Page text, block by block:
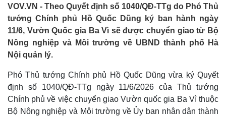
Việc làm
Biển đảo
VOV.VN - Theo Quyết định số 1040/QĐ-TTg do Phó Thủ
tướng Chính phủ Hồ Quốc Dũng ký ban hành ngày
11/6, Vườn Quốc gia Ba Vì sẽ được chuyển giao từ Bộ
Nông nghiệp và Môi trường về UBND thành phố Hà
Nội quản lý.
Phó Thủ tướng Chính phủ Hồ Quốc Dũng vừa ký Quyết
định số 1040/QĐ-TTg ngày 11/6/2026 của Thủ tướng
Chính phủ về việc chuyển giao Vườn quốc gia Ba Vì thuộc
Bộ Nông nghiệp và Môi trường về Ủy ban nhân dân thành